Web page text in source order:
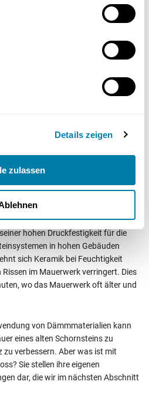
Details zeigen
zulassen
erstreckt sich der
bis zum Dachboden, was die
erfordert, um zukünftige
von Keramik.
Unempfindlichkeit gegenüber hohen
hohen Druckfestigkeit für die
in hohen Gebäuden
sich Keramik bei Feuchtigkeit
im Mauerwerk verringert. Dies
wo das Mauerwerk oft älter und
von Dämmmaterialien kann
eines alten Schornsteins zu
zu verbessern. Aber was ist mit
Sie stellen ihre eigenen
dar, die wir im nächsten Abschnitt